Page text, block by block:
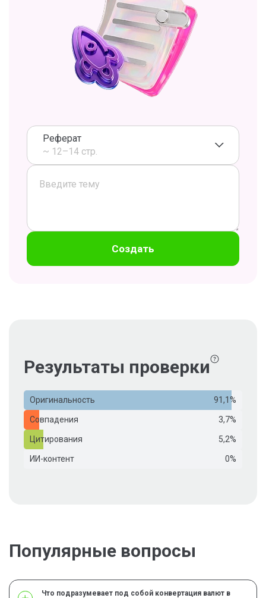
Реферат
~ 12–14 стр.
Создать
Результаты проверки
Оригинальность 91,1%
Совпадения 3,7%
Цитирования 5,2%
ИИ-контент 0%
Популярные вопросы
Что подразумевает под собой конвертация валют в